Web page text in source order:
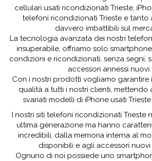
cellulari usati ricondizionati Trieste,
telefoni ricondizionati Trieste e tanto
davvero imbattibili sul
La tecnologia avanzata dei nostri
insuperabile, offriamo solo
condizioni e ricondizionati, senza segni,
accessori annessi nuovi.
Con i nostri prodotti vogliamo garantire
qualità a tutti i nostri clienti, mettendo
svariati modelli di iPhone usati
I nostri siti telefoni ricondizionati Trieste
ultima generazione ma hanno
incredibili, dalla memoria interna al
disponibili e agli accessori nuovi
Ognuno di noi possiede uno